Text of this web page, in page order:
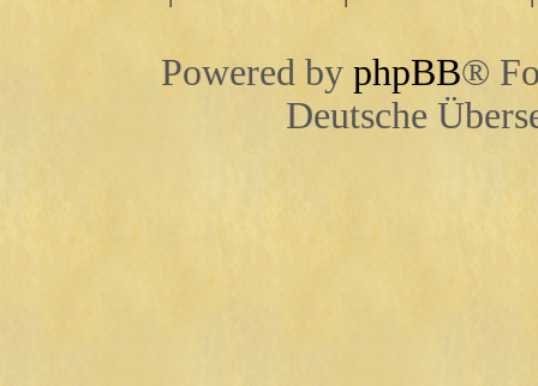
Powered by phpBB®
Deutsche